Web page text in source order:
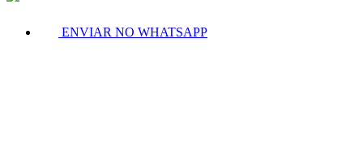
ENVIAR NO WHATSAPP